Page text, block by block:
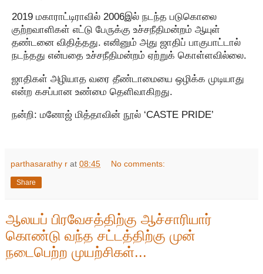
2019 மகாராட்டிராவில் 2006இல் நடந்த படுகொலை
குற்றவாளிகள் எட்டு பேருக்கு உச்சநீதிமன்றம் ஆயுள்
தண்டனை விதித்தது. எனினும் அது ஜாதிப் பாகுபாட்டால்
நடந்தது என்பதை உச்சநீதிமன்றம் ஏற்றுக் கொள்ளவில்லை.
ஜாதிகள் அழியாத வரை தீண்டாமையை ஒழிக்க முடியாது
என்ற கசப்பான உண்மை தெளிவாகிறது.
நன்றி: மனோஜ் மித்தாவின் நூல் ‘CASTE PRIDE’
parthasarathy r at 08:45 No comments:
Share
ஆலயப் பிரவேசத்திற்கு ஆச்சாரியார்
கொண்டு வந்த சட்டத்திற்கு முன்
நடைபெற்ற முயற்சிகள்...